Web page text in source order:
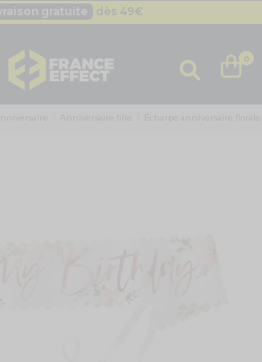
gratuite dès 49€
gratuite dès 49 0
Anniversaire fille Écharpe anniversaire